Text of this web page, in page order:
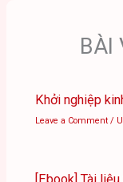
BÀI
Khởi nghiệp
Leave a Comment /